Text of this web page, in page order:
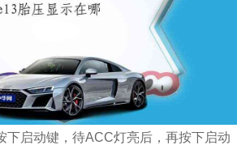
下启动键，待ACC灯亮后，再按下启动